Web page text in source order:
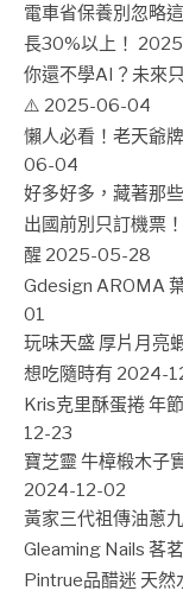
電車省保養別忽略
長30%以上！
你還不學AI？未來
⚠️ 2025-06-04
懶人必看！老天爺
06-04
好多好多，藏著那
出國前別只訂機票
醒 2025-05-28
Gdesign AROMA
01
玩味天盛 厚片月亮
想吃隨時有 2024-
Kris克里酥蛋捲 年
12-23
寶芝靈 牛樟椴木子
2024-12-02
黃家三代祖傳油蔥
Gleaming Nails 茖
Pintrue品醋迷 天